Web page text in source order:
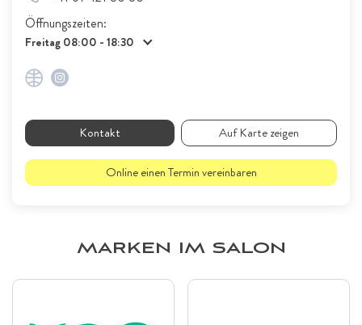
Öffnungszeiten:
Freitag 08:00 - 18:30
Kontakt Auf Karte zeigen
Online einen Termin vereinbaren
MARKEN IM SALON